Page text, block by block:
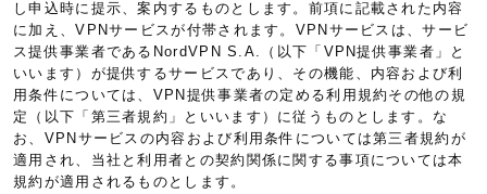
し申込時に提示、案内するものとします。前項に記載された内容
に加え、VPNサービスが付帯されます。VPNサービスは、サービ
ス提供事業者であるNordVPN S.A.（以下「VPN提供事業者」と
いいます）が提供するサービスであり、その機能、内容および利
用条件については、VPN提供事業者の定める利用規約その他の規
定（以下「第三者規約」といいます）に従うものとします。な
お、VPNサービスの内容および利用条件については第三者規約が
適用され、当社と利用者との契約関係に関する事項については本
規約が適用されるものとします。